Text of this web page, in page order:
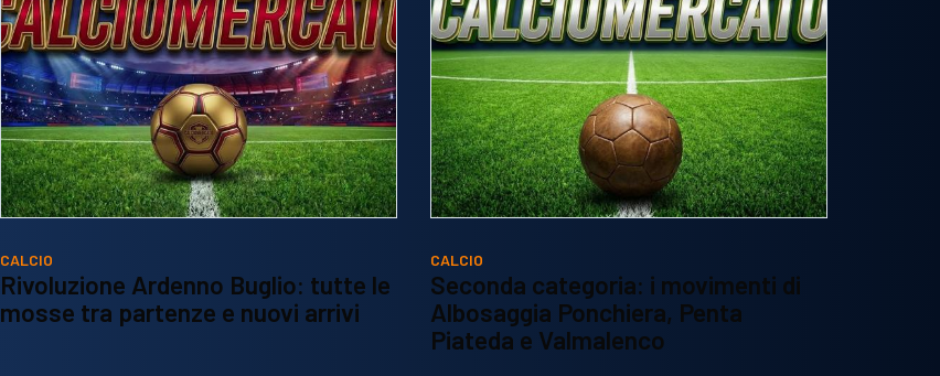
CALCIO
Rivoluzione Ardenno Buglio: tutte le
mosse tra partenze e nuovi arrivi
CALCIO
Seconda categoria: i movimenti di
Albosaggia Ponchiera, Penta
Piateda e Valmalenco